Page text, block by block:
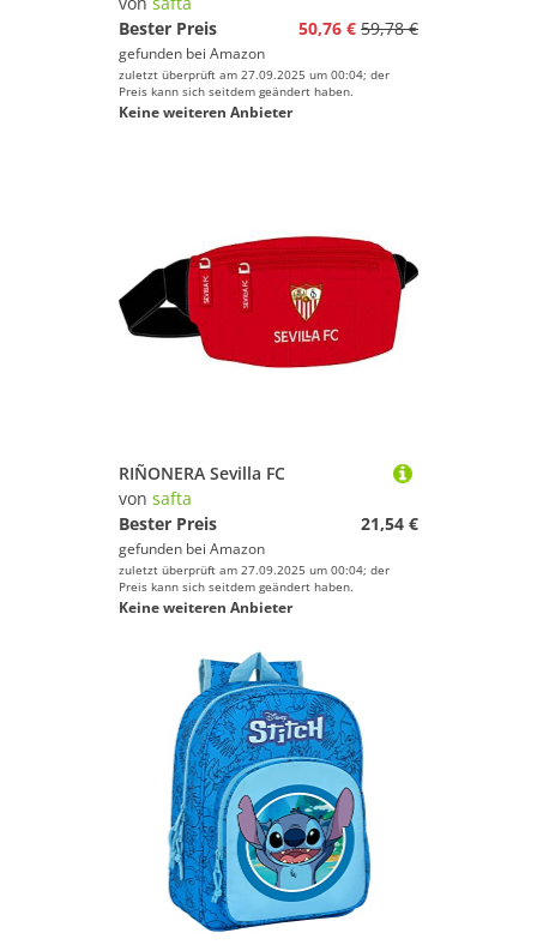
Bester Preis
50,76 € 59,78 €
gefunden bei Amazon
zuletzt überprüft am 27.09.2025 um 00:04; der
Preis kann sich seitdem geändert haben.
Keine weiteren Anbieter
RIÑONERA Sevilla FC
von safta
Bester Preis
21,54 €
gefunden bei Amazon
zuletzt überprüft am 27.09.2025 um 00:04; der
Preis kann sich seitdem geändert haben.
Keine weiteren Anbieter